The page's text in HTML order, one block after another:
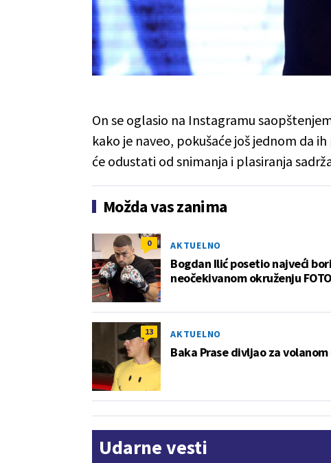
On se oglasio na Instagramu
kako je naveo, pokušaće još jednom da
će odustati od snimanja i plasiranja
Možda vas zanima
0 AKTUELNO
Bogdan Ilić posetio najveći
neočekivanom okruženju
13 AKTUELNO
Baka Prase divljao za
Udarne vesti